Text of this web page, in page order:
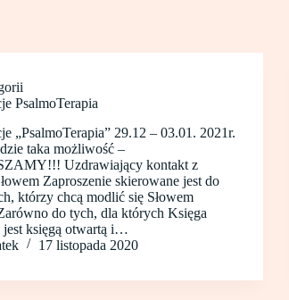
PsalmoTerapia
„PsalmoTerapia” 29.12 – 03.01. 2021r.
taka możliwość –
Uzdrawiający kontakt z
Zaproszenie skierowane jest do
którzy chcą modlić się Słowem
do tych, dla których Księga
jest księgą otwartą i…
17 listopada 2020